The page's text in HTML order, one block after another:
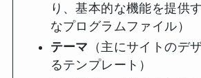
り、基本的な機能を提供
なプログラムファイル）
テーマ （主にサイトのデ
るテンプレート）